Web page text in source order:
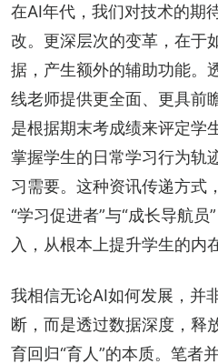
在AI年代，我们对技术的期
改。更深层次的变革，在于
据，产生额外的辅助功能。
线老师提供更全面、更具前
是根据期末考成绩来评定学
掌握学生的日常学习行为轨
习需要。这种资讯传递方式
“学习促进者”与“成长导航
入，从根本上提升学生的内
我相信无论AI如何发展，并
断，而是透过数据深度，释
育回归“育人”的本质。笔者